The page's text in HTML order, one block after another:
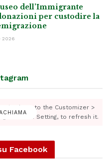
dell’Immigrante
per custodire la
2026
Go to the Customizer >
Feed Setting, to refresh it.
Facebook